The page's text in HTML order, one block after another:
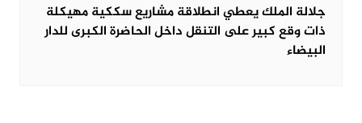
جلالة الملك يعطي انطلاقة مشاريع سككية مهيكلة
ذات وقع كبير على التنقل داخل الحاضرة الكبرى للدار
البيضاء